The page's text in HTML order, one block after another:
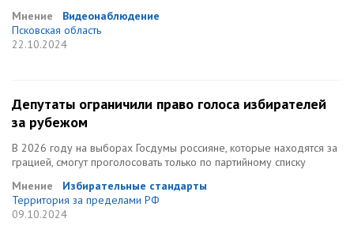
Мнение
Видеонаблюдение
Псковская область
22.10.2024
Депутаты ограничили право голоса избирателей
за рубежом
В 2026 году на выборах Госдумы россияне, которые находятся за
грацией, смогут проголосовать только по партийному списку
Мнение
Избирательные стандарты
Территория за пределами РФ
09.10.2024